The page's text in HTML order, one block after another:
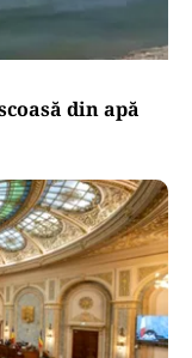
din apă